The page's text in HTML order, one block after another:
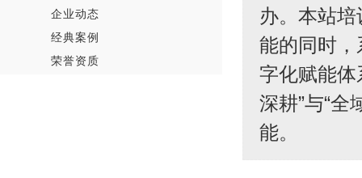
企业动态
经典案例
荣誉资质
办。本站
能的同时，
字化赋能体
深耕”与“
能。